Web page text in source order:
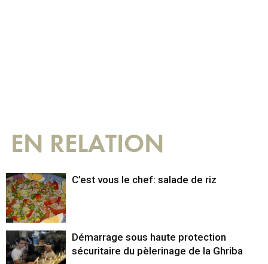
EN RELATION
C’est vous le chef: salade de riz
Démarrage sous haute protection
sécuritaire du pèlerinage de la Ghriba